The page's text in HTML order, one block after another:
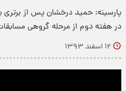
پارسینه: حمید درخشان پس از برتری
در هفته دوم از مرحله گروهی
۱۲ اسفند ۱۳۹۳